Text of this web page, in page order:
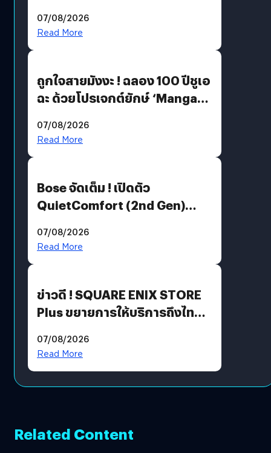
07/08/2026
Read More
ถูกใจสายมังงะ ! ฉลอง 100 ปีชูเอ
ฉะ ด้วยโปรเจกต์ยักษ์ ‘Manga
มีภาษาไทยด้วย
07/08/2026
Read More
Bose จัดเต็ม ! เปิดตัว
QuietComfort (2nd Gen)
07/08/2026
Read More
ข่าวดี ! SQUARE ENIX STORE
Plus ขยายการให้บริการถึงไทย
โดยตรง
07/08/2026
Read More
Related Content